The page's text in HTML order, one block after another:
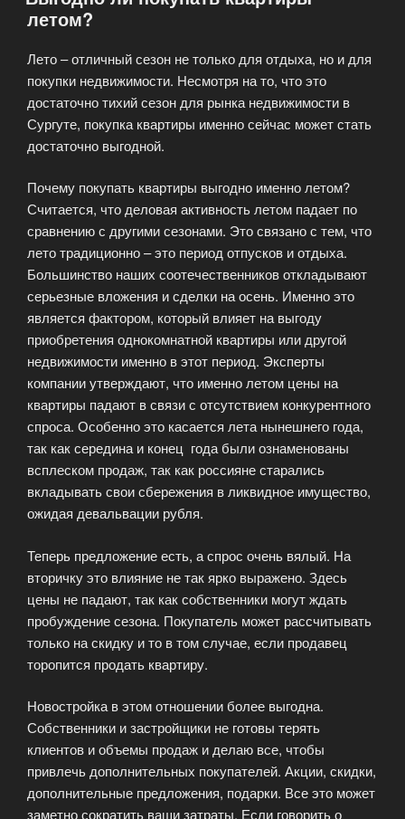
ли
смысл?»
летом?
Лето – отличный сезон не только для отдыха, но и для
покупки недвижимости. Несмотря на то, что это
достаточно тихий сезон для рынка недвижимости в
Сургуте, покупка квартиры именно сейчас может стать
достаточно выгодной.
Почему покупать квартиры выгодно именно летом?
Считается, что деловая активность летом падает по
сравнению с другими сезонами. Это связано с тем, что
лето традиционно – это период отпусков и отдыха.
Большинство наших соотечественников откладывают
серьезные вложения и сделки на осень. Именно это
является фактором, который влияет на выгоду
приобретения однокомнатной квартиры или другой
недвижимости именно в этот период. Эксперты
компании утверждают, что именно летом цены на
квартиры падают в связи с отсутствием конкурентного
спроса. Особенно это касается лета нынешнего года,
так как середина и конец года были ознаменованы
всплеском продаж, так как россияне старались
вкладывать свои сбережения в ликвидное имущество,
ожидая девальвации рубля.
Теперь предложение есть, а спрос очень вялый. На
вторичку это влияние не так ярко выражено. Здесь
цены не падают, так как собственники могут ждать
пробуждение сезона. Покупатель может рассчитывать
только на скидку и то в том случае, если продавец
торопится продать квартиру.
Новостройка в этом отношении более выгодна.
Собственники и застройщики не готовы терять
клиентов и объемы продаж и делаю все, чтобы
привлечь дополнительных покупателей. Акции, скидки,
дополнительные предложения, подарки. Все это может
заметно сократить ваши затраты. Если говорить о